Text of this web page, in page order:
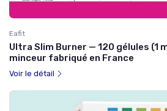
Eafit
Ultra Slim Burner — 120 gélules (1
minceur fabriqué en France
Voir le détail